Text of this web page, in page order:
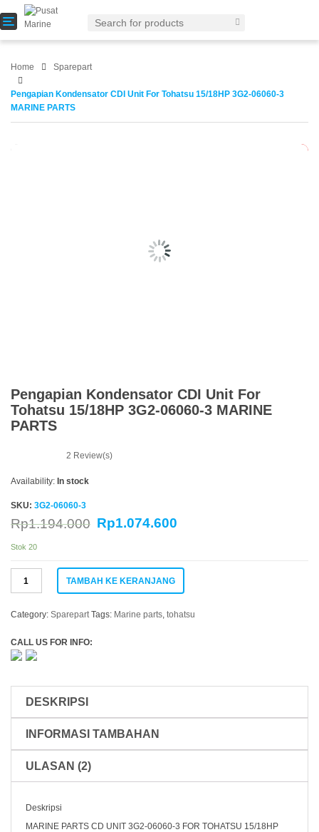
T
g
e
n
Home Sparepart
Pengapian Kondensator CDI Unit For Tohatsu 15/18HP 3G2-06060-3
MARINE PARTS
Pengapian Kondensator CDI Unit For
Tohatsu 15/18HP 3G2-06060-3 MARINE
PARTS
2 Review(s)
Availability: In stock
SKU: 3G2-06060-3
Rp1.194.000 Rp1.074.600
Stok 20
CDI
For
Tohatsu
06060-
PARTS
TAMBAH KE KERANJANG
Category: Sparepart Tags: Marine parts, tohatsu
CALL US FOR INFO:
DESKRIPSI
INFORMASI TAMBAHAN
ULASAN (2)
Deskripsi
MARINE PARTS CD UNIT 3G2-06060-3 FOR TOHATSU 15/18HP